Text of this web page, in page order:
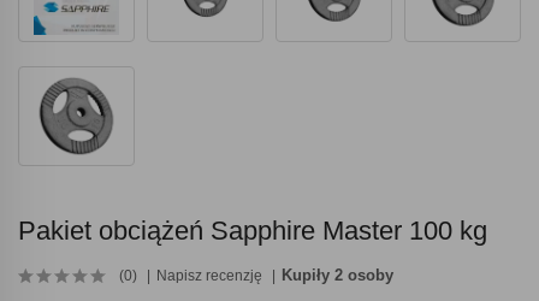
Pakiet obciążeń Sapphire Master 100 kg
(0) Napisz recenzję Kupiły 2 osoby